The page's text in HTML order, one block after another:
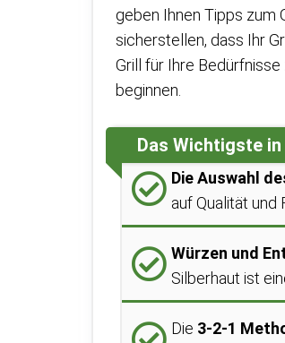
geben Ihnen Tipps zum
sicherstellen, dass Ihr
Grill für Ihre
beginnen.
Das Wichtigste in
Die Auswahl
auf Qualität und
Würzen und
Silberhaut ist
Die 3-2-1